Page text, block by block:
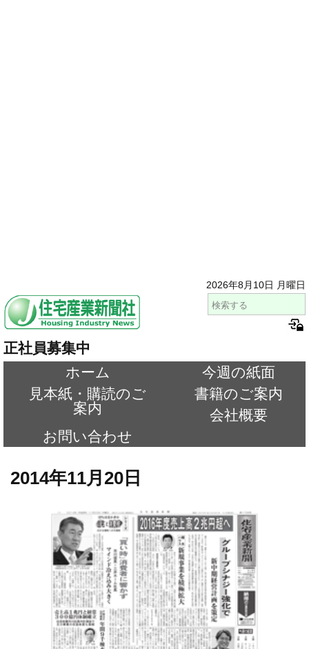
2026年8月10日 月曜日
正社員募集中
ホーム
今週の紙面
見本紙・購読のご
案内
書籍のご案内
会社概要
お問い合わせ
2014年11月20日